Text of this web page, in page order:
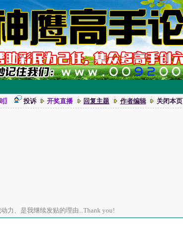
〗 投诉 开奖直播 回复主题 作者编辑 关闭本页
力、是我继续发贴的理由...Thank you!